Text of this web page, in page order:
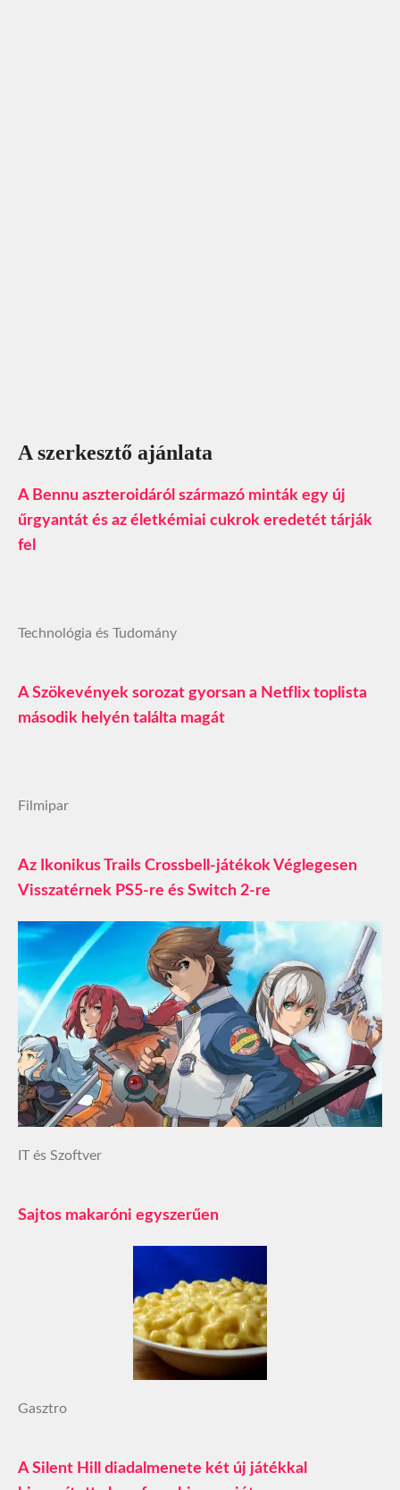
A szerkesztő ajánlata
A Bennu aszteroidáról származó minták egy új
űrgyantát és az életkémiai cukrok eredetét tárják
fel
Technológia és Tudomány
A Szökevények sorozat gyorsan a Netflix toplista
második helyén találta magát
Filmipar
Az Ikonikus Trails Crossbell-játékok Véglegesen
Visszatérnek PS5-re és Switch 2-re
IT és Szoftver
Sajtos makaróni egyszerűen
Gasztro
A Silent Hill diadalmenete két új játékkal